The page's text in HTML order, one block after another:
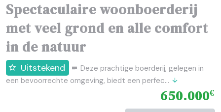
Spectaculaire woonboerderij
met veel grond en alle comfort
in de natuur
Uitstekend
Deze prachtige boerderij, gelegen in
een bevoorrechte omgeving, biedt een perfec...
650.000€